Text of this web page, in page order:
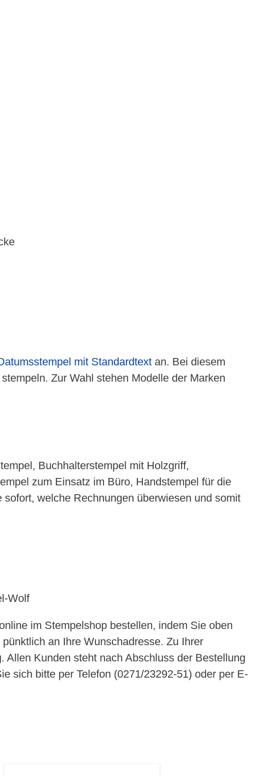
mit Standardtextan. Bei diesem
Zur Wahl stehen Modelle der Marken
Buchhalterstempel mit Holzgriff,
zum Einsatz im Büro, Handstempel für die
welche Rechnungen überwiesen und somit
Wolf
im Stempelshop bestellen, indem Sie oben
an Ihre Wunschadresse. Zu Ihrer
Kunden steht nach Abschluss der Bestellung
sich bitte per Telefon (0271/23292-51) oder per E-